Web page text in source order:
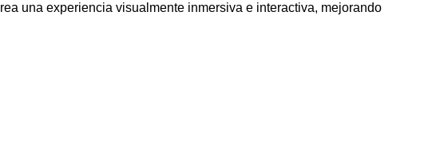
una experiencia visualmente inmersiva e interactiva, mejorando